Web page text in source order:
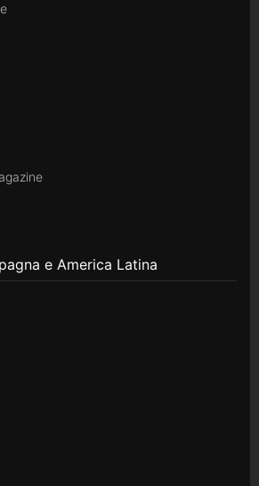
e America Latina